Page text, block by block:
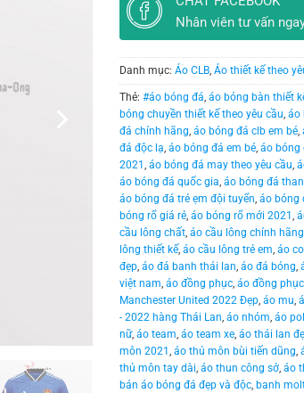
Nhân viên tư vấn
Danh mục: Áo CLB, Áo thiết kế theo
Thẻ: #áo bóng đá, áo bóng bàn thiết
bóng chuyền thiết kế theo yêu cầu, áo
đá chính hãng, áo bóng đá clb em bé,
đá độc lạ, áo bóng đá em bé, áo bóng
2021 , áo bóng đá may theo yêu cầu,
áo bóng đá quốc gia, áo bóng đá
áo bóng đá trẻ ẹm đội tuyển, áo bóng
bóng rổ giá rẻ, áo bóng rổ mới 2021 ,
cầu lông chất, áo cầu lông chính hãng
lông thiết kế, áo cầu lông trẻ em, áo
đẹp, áo đá banh thái lan, áo đá bóng,
việt nam, áo đồng phục, áo đồng
Manchester United 2022 Đẹp, áo mu,
- 2022 hàng Thái Lan, áo nhóm, áo
nữ, áo team, áo team xe, áo thái lan
môn 2021 , áo thủ môn bùi tiến dũng,
thủ môn tay dài, áo thun công sở, áo
bán áo bóng đá đẹp và độc, banh